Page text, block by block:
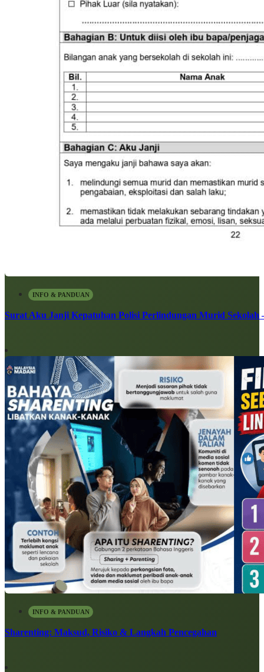
INFO & PANDUAN
Surat Aku Janji Kepatuhan Polisi Perlindungan Murid Sekolah
INFO & PANDUAN
Sharenting: Maksud, Risiko & Langkah Pencegahan